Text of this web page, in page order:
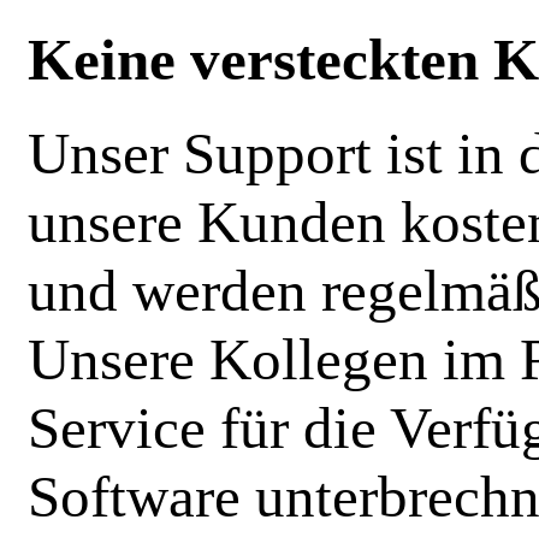
Keine versteckten
Unser Support ist in
unsere Kunden
und werden
Unsere Kollegen im
Service für die
Software